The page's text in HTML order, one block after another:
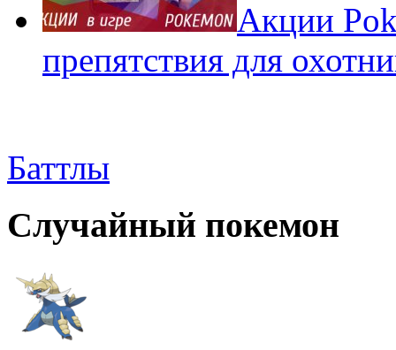
Акции
препятствия для
Баттлы
Случайный покемон